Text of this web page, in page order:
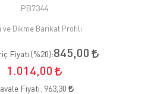
PB7344
ve Dikme Barikat Profili
Fiyatı (%20):845,00
1.014,00
Fiyatı: 963,30